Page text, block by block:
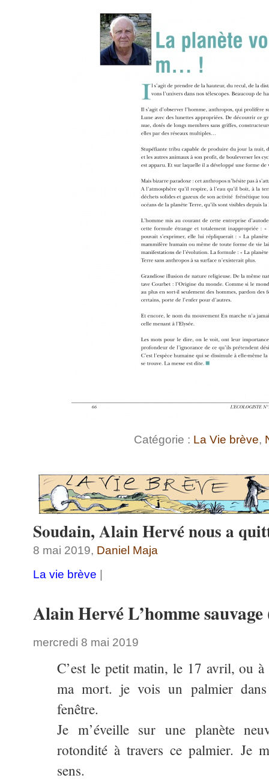
Catégorie : La Vie brève,
Soudain, Alain Hervé nous a
8 mai 2019, Daniel Maja
La vie brève |
Alain Hervé L’homme sauvage
mercredi 8 mai 2019
C’est le petit matin, le 17 avril, ou
ma mort. je vois un palmier dans
fenêtre.
Je m’éveille sur une planète
rotondité à travers ce palmier. Je
sens.